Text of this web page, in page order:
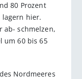
80 Prozent
lagern hier.
ab- schmelzen,
um 60 bis 65
Nordmeeres